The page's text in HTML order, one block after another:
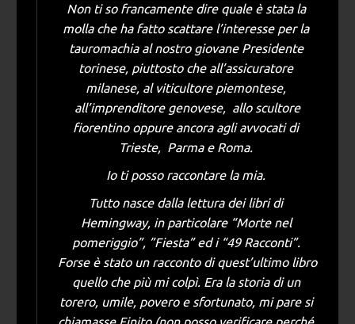
Non ti so francamente dire quale è stata la
molla che ha fatto scattare l’interesse per la
tauromachia al nostro giovane Presidente
torinese, piuttosto che all’assicuratore
milanese, al viticultore piemontese,
all’imprenditore genovese, allo scultore
fiorentino oppure ancora agli avvocati di
Trieste, Parma e Roma.
Io ti posso raccontare la mia.
Tutto nasce dalla lettura dei libri di
Hemingway, in particolare “Morte nel
pomeriggio”, ”Fiesta” ed i “49 Racconti”.
Forse è stato un racconto di quest’ultimo libro
quello che più mi colpì. Era la storia di un
torero, umile, povero e sfortunato, mi pare si